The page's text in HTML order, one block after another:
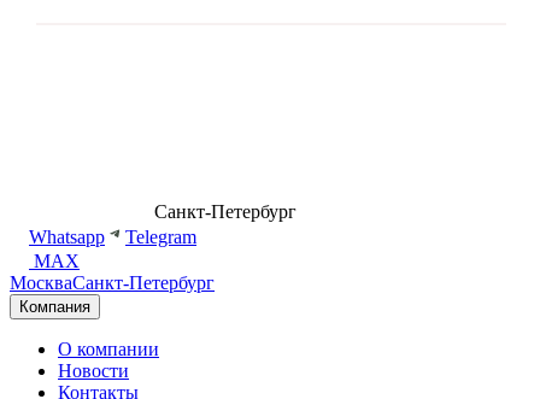
Санкт-Петербург
Whatsapp
Telegram
MAX
МоскваСанкт-Петербург
Компания
О компании
Новости
Контакты